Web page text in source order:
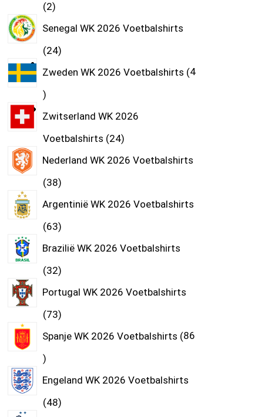
2
Senegal WK 2026 Voetbalshirts
24
Zweden WK 2026 Voetbalshirts 4
Zwitserland WK 2026
Voetbalshirts 24
Nederland WK 2026 Voetbalshirts
38
Argentinië WK 2026 Voetbalshirts
63
Brazilië WK 2026 Voetbalshirts
32
Portugal WK 2026 Voetbalshirts
73
Spanje WK 2026 Voetbalshirts 86
Engeland WK 2026 Voetbalshirts
48